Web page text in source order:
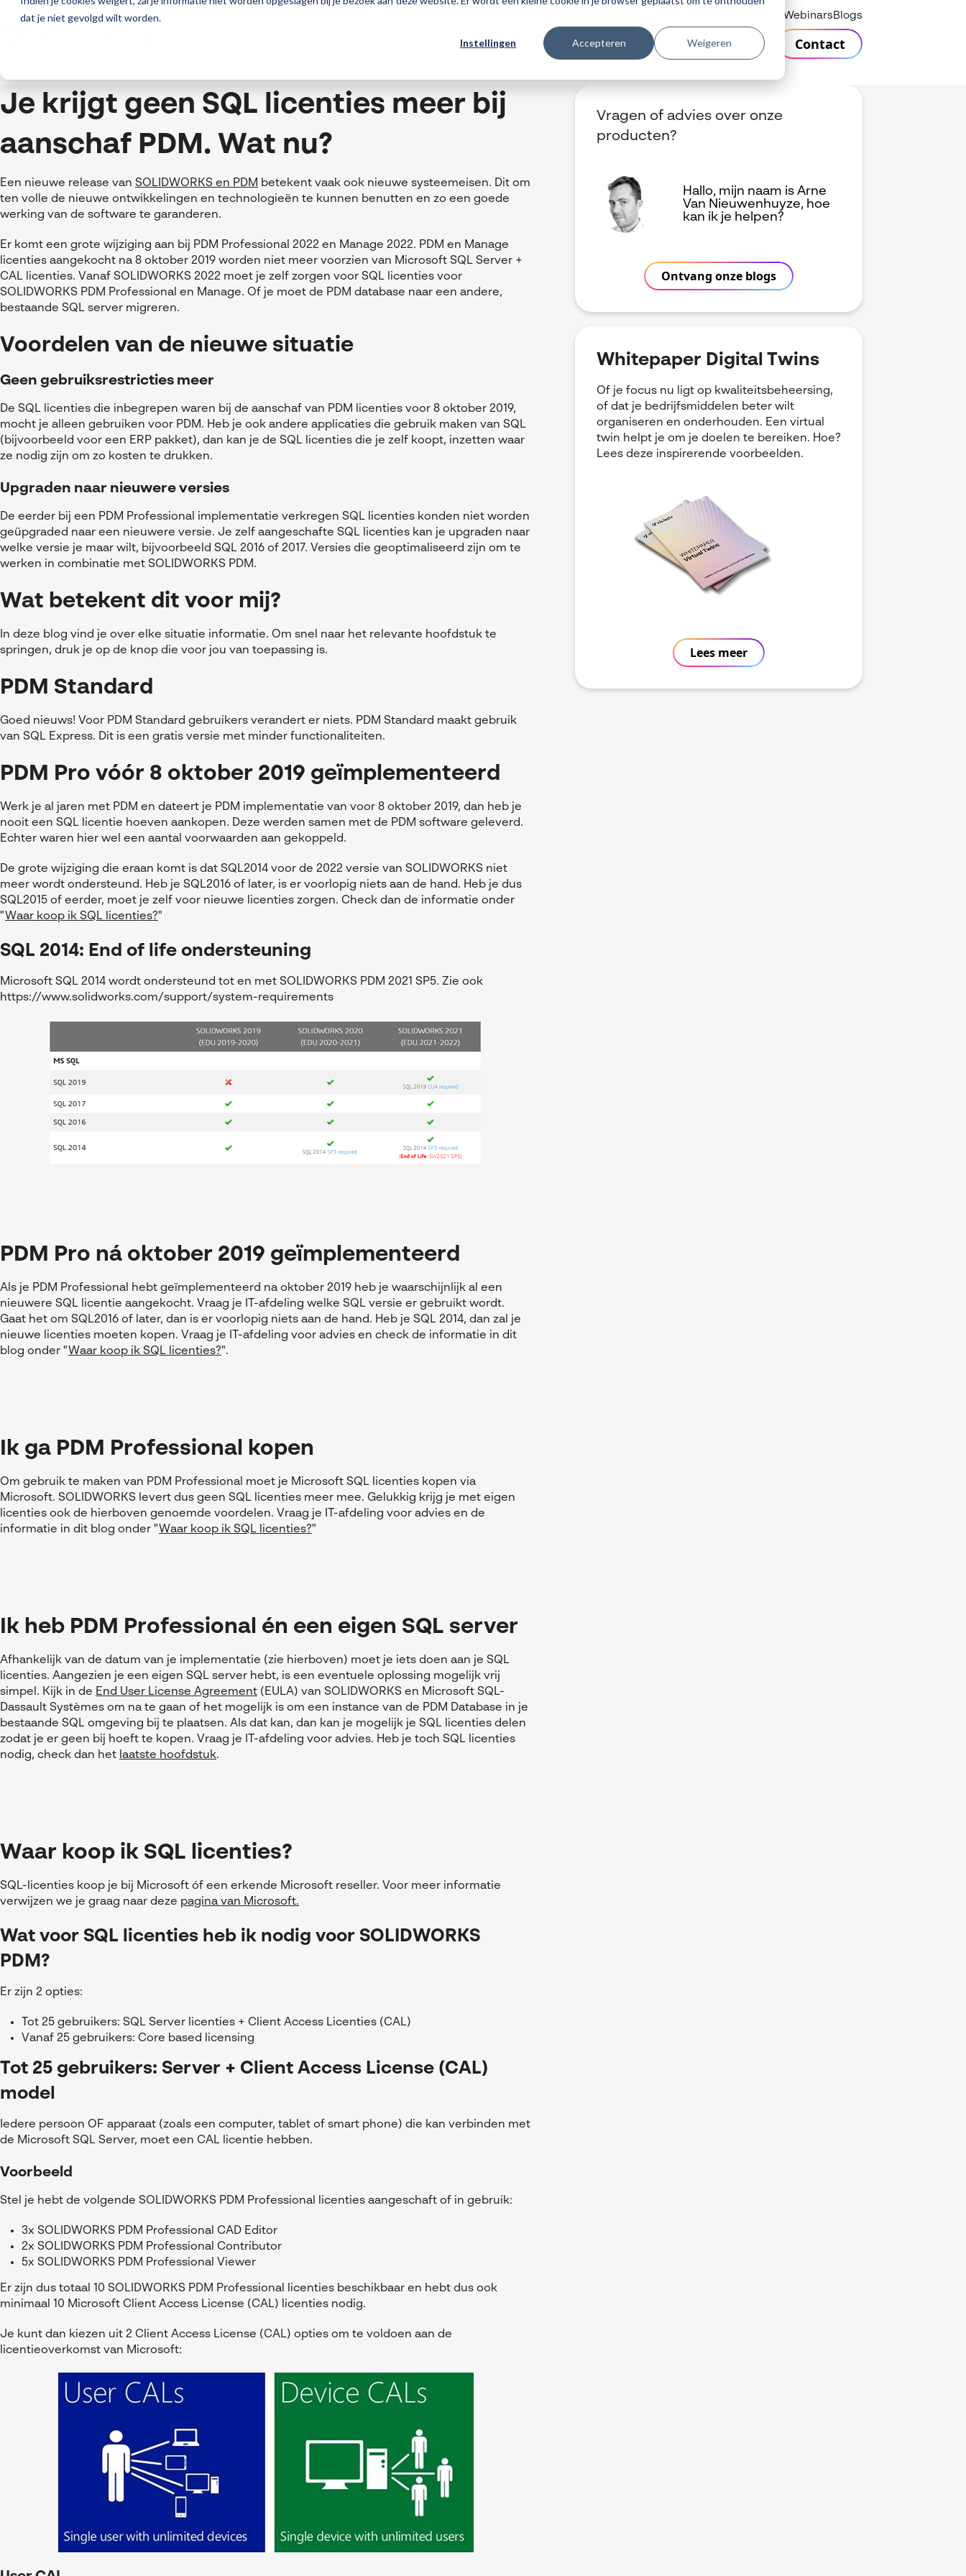
dat je niet gevolgd wilt worden.
Instellingen Accepteren Weigeren
Webinars Blogs
Producten3DEXPERIENCETrainingen SupportOver Visiativ Contact
Je krijgt geen SQL licenties meer bij
aanschaf PDM. Wat nu?
Een nieuwe release van SOLIDWORKS en PDM betekent vaak ook nieuwe systeemeisen. Dit om
ten volle de nieuwe ontwikkelingen en technologieën te kunnen benutten en zo een goede
werking van de software te garanderen.
Er komt een grote wijziging aan bij PDM Professional 2022 en Manage 2022. PDM en Manage
licenties aangekocht na 8 oktober 2019 worden niet meer voorzien van Microsoft SQL Server +
CAL licenties. Vanaf SOLIDWORKS 2022 moet je zelf zorgen voor SQL licenties voor
SOLIDWORKS PDM Professional en Manage. Of je moet de PDM database naar een andere,
bestaande SQL server migreren.
Voordelen van de nieuwe situatie
Geen gebruiksrestricties meer
De SQL licenties die inbegrepen waren bij de aanschaf van PDM licenties voor 8 oktober 2019,
mocht je alleen gebruiken voor PDM. Heb je ook andere applicaties die gebruik maken van SQL
(bijvoorbeeld voor een ERP pakket), dan kan je de SQL licenties die je zelf koopt, inzetten waar
ze nodig zijn om zo kosten te drukken.
Upgraden naar nieuwere versies
De eerder bij een PDM Professional implementatie verkregen SQL licenties konden niet worden
geüpgraded naar een nieuwere versie. Je zelf aangeschafte SQL licenties kan je upgraden naar
welke versie je maar wilt, bijvoorbeeld SQL 2016 of 2017. Versies die geoptimaliseerd zijn om te
werken in combinatie met SOLIDWORKS PDM.
Wat betekent dit voor mij?
In deze blog vind je over elke situatie informatie. Om snel naar het relevante hoofdstuk te
springen, druk je op de knop die voor jou van toepassing is.
PDM Standard
Goed nieuws! Voor PDM Standard gebruikers verandert er niets. PDM Standard maakt gebruik
van SQL Express. Dit is een gratis versie met minder functionaliteiten.
PDM Pro vóór 8 oktober 2019 geïmplementeerd
Werk je al jaren met PDM en dateert je PDM implementatie van voor 8 oktober 2019, dan heb je
nooit een SQL licentie hoeven aankopen. Deze werden samen met de PDM software geleverd.
Echter waren hier wel een aantal voorwaarden aan gekoppeld.
De grote wijziging die eraan komt is dat SQL2014 voor de 2022 versie van SOLIDWORKS niet
meer wordt ondersteund. Heb je SQL2016 of later, is er voorlopig niets aan de hand. Heb je dus
SQL2015 of eerder, moet je zelf voor nieuwe licenties zorgen. Check dan de informatie onder
"Waar koop ik SQL licenties?"
SQL 2014: End of life ondersteuning
Microsoft SQL 2014 wordt ondersteund tot en met SOLIDWORKS PDM 2021 SP5. Zie ook
https://www.solidworks.com/support/system-requirements
PDM Pro ná oktober 2019 geïmplementeerd
Als je PDM Professional hebt geïmplementeerd na oktober 2019 heb je waarschijnlijk al een
nieuwere SQL licentie aangekocht. Vraag je IT-afdeling welke SQL versie er gebruikt wordt.
Gaat het om SQL2016 of later, dan is er voorlopig niets aan de hand. Heb je SQL 2014, dan zal je
nieuwe licenties moeten kopen. Vraag je IT-afdeling voor advies en check de informatie in dit
blog onder "Waar koop ik SQL licenties?".
Ik ga PDM Professional kopen
Om gebruik te maken van PDM Professional moet je Microsoft SQL licenties kopen via
Microsoft. SOLIDWORKS levert dus geen SQL licenties meer mee. Gelukkig krijg je met eigen
licenties ook de hierboven genoemde voordelen. Vraag je IT-afdeling voor advies en de
informatie in dit blog onder "Waar koop ik SQL licenties?"
Ik heb PDM Professional én een eigen SQL server
Afhankelijk van de datum van je implementatie (zie hierboven) moet je iets doen aan je SQL
licenties. Aangezien je een eigen SQL server hebt, is een eventuele oplossing mogelijk vrij
simpel. Kijk in de End User License Agreement (EULA) van SOLIDWORKS en Microsoft SQL-
Dassault Systèmes om na te gaan of het mogelijk is om een instance van de PDM Database in je
bestaande SQL omgeving bij te plaatsen. Als dat kan, dan kan je mogelijk je SQL licenties delen
zodat je er geen bij hoeft te kopen. Vraag je IT-afdeling voor advies. Heb je toch SQL licenties
nodig, check dan het laatste hoofdstuk.
Waar koop ik SQL licenties?
SQL-licenties koop je bij Microsoft óf een erkende Microsoft reseller. Voor meer informatie
verwijzen we je graag naar deze pagina van Microsoft.
Wat voor SQL licenties heb ik nodig voor SOLIDWORKS
PDM?
Er zijn 2 opties:
Tot 25 gebruikers: SQL Server licenties + Client Access Licenties (CAL)
Vanaf 25 gebruikers: Core based licensing
Tot 25 gebruikers: Server + Client Access License (CAL)
model
Iedere persoon OF apparaat (zoals een computer, tablet of smart phone) die kan verbinden met
de Microsoft SQL Server, moet een CAL licentie hebben.
Voorbeeld
Stel je hebt de volgende SOLIDWORKS PDM Professional licenties aangeschaft of in gebruik:
3x SOLIDWORKS PDM Professional CAD Editor
2x SOLIDWORKS PDM Professional Contributor
5x SOLIDWORKS PDM Professional Viewer
Er zijn dus totaal 10 SOLIDWORKS PDM Professional licenties beschikbaar en hebt dus ook
minimaal 10 Microsoft Client Access License (CAL) licenties nodig.
Je kunt dan kiezen uit 2 Client Access License (CAL) opties om te voldoen aan de
licentieoverkomst van Microsoft:
Vragen of advies over onze
producten?
Hallo, mijn naam is Arne
Van Nieuwenhuyze, hoe
kan ik je helpen?
Ontvang onze blogs
Whitepaper Digital Twins
Of je focus nu ligt op kwaliteitsbeheersing,
of dat je bedrijfsmiddelen beter wilt
organiseren en onderhouden. Een virtual
twin helpt je om je doelen te bereiken. Hoe?
Lees deze inspirerende voorbeelden.
Lees meer